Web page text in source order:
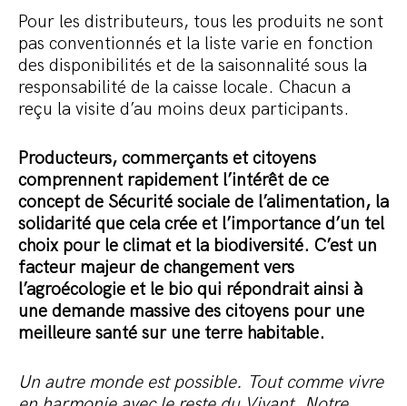
Pour les distributeurs, tous les produits ne sont
pas conventionnés et la liste varie en fonction
des disponibilités et de la saisonnalité sous la
responsabilité de la caisse locale. Chacun a
reçu la visite d’au moins deux participants.
Producteurs, commerçants et citoyens
comprennent rapidement l’intérêt de ce
concept de Sécurité sociale de l’alimentation, la
solidarité que cela crée et l’importance d’un tel
choix pour le climat et la biodiversité. C’est un
facteur majeur de changement vers
l’agroécologie et le bio qui répondrait ainsi à
une demande massive des citoyens pour une
meilleure santé sur une terre habitable.
Un autre monde est possible. Tout comme vivre